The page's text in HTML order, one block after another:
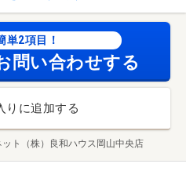
単2項目！
問い合わせする
りに追加する
ット（株）良和ハウス岡山中央店